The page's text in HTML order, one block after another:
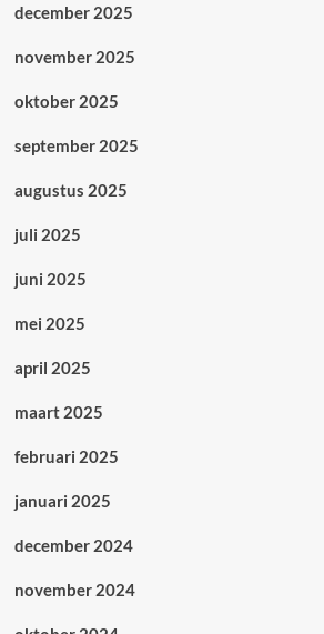
december 2025
november 2025
oktober 2025
september 2025
augustus 2025
juli 2025
juni 2025
mei 2025
april 2025
maart 2025
februari 2025
januari 2025
december 2024
november 2024